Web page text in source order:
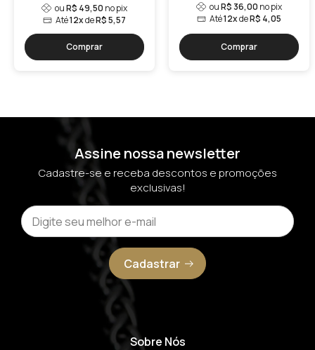
ouR$ 49,50 no pix
Até12xdeR$ 5,57
Comprar
ouR$ 36,00 no pix
Até12xdeR$ 4,05
Comprar
Assine nossa newsletter
Cadastre-se e receba descontos e promoções
exclusivas!
Cadastrar
Sobre Nós